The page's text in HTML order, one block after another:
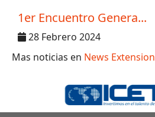
1er Encuentro Genera...
28 Febrero 2024
Mas noticias en News Extension